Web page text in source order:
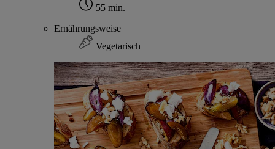
55 min.
Ernährungsweise
Vegetarisch